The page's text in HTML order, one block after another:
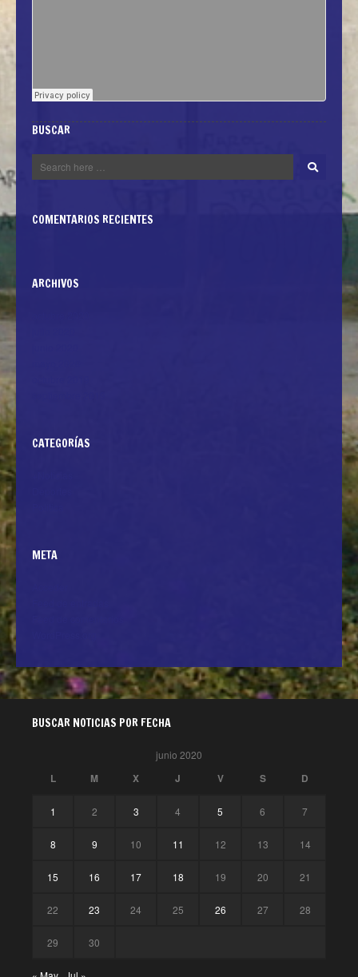
BUSCAR
COMENTARIOS RECIENTES
ARCHIVOS
CATEGORÍAS
META
BUSCAR NOTICIAS POR FECHA
junio 2020
L M X J V S D
1 2 3 4 5 6 7
8 9 10 11 12 13 14
15 16 17 18 19 20 21
22 23 24 25 26 27 28
29 30